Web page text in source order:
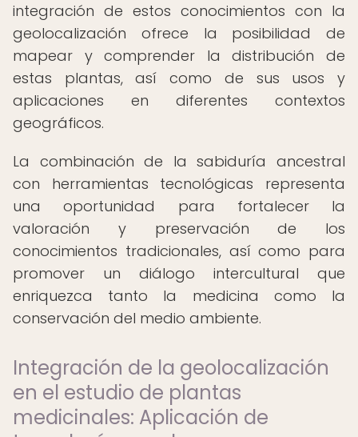
integración de estos conocimientos con la
geolocalización ofrece la posibilidad de
mapear y comprender la distribución de
estas plantas, así como de sus usos y
aplicaciones en diferentes contextos
geográficos.
La combinación de la sabiduría ancestral
con herramientas tecnológicas representa
una oportunidad para fortalecer la
valoración y preservación de los
conocimientos tradicionales, así como para
promover un diálogo intercultural que
enriquezca tanto la medicina como la
conservación del medio ambiente.
Integración de la geolocalización
en el estudio de plantas
medicinales: Aplicación de